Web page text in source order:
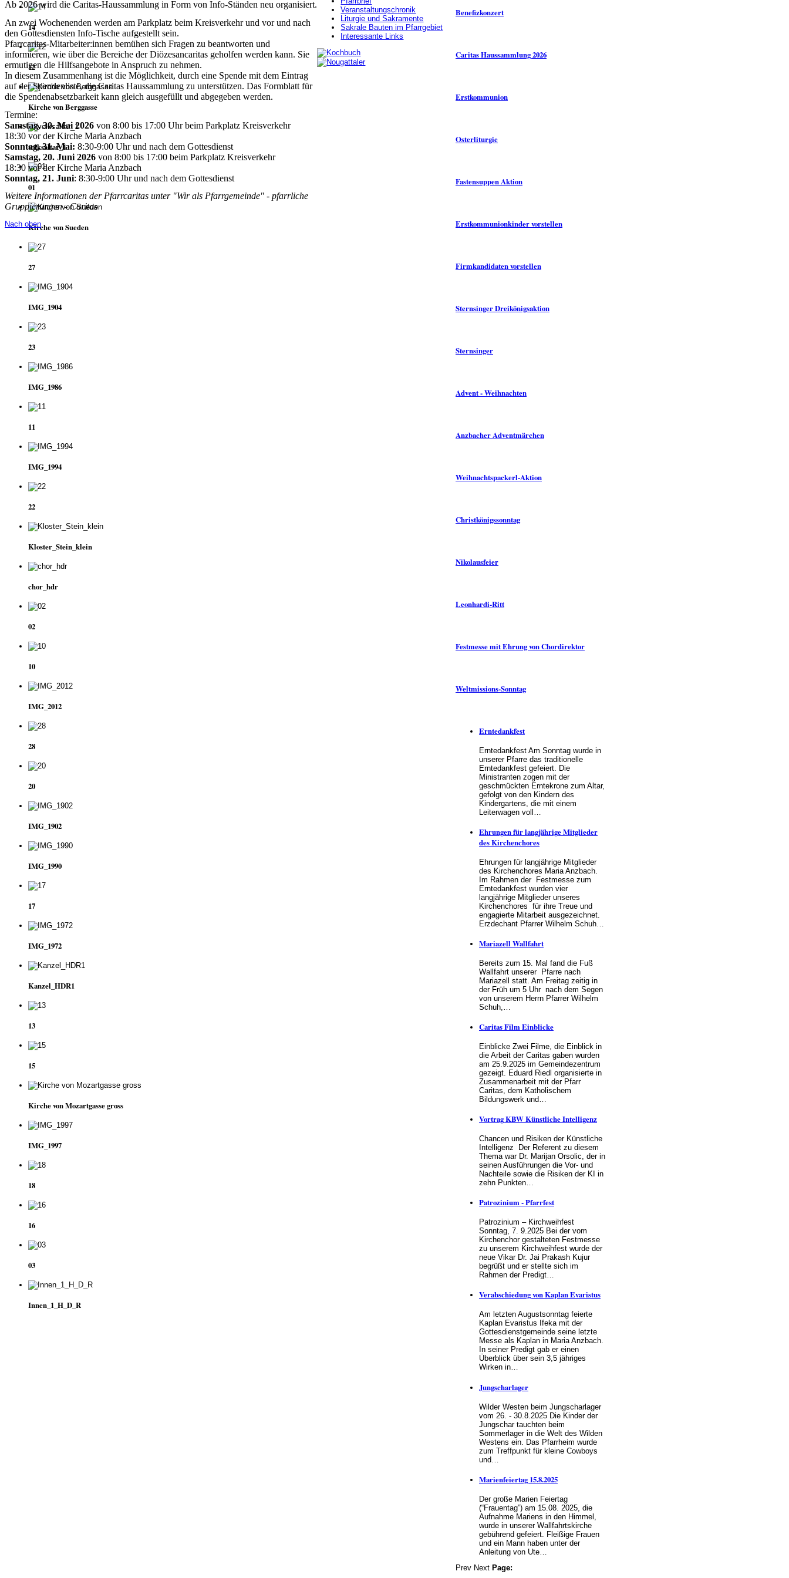
14
12
Kirche von Berggasse
volksaltar_1
01
Kirche von Sueden
27
IMG_1904
23
IMG_1986
11
IMG_1994
22
Kloster_Stein_klein
chor_hdr
02
10
IMG_2012
28
20
IMG_1902
IMG_1990
17
IMG_1972
Kanzel_HDR1
13
15
Kirche von Mozartgasse gross
IMG_1997
18
16
03
Innen_1_H_D_R
Ab 2026 wird die Caritas-Haussammlung in Form von Info-Ständen neu organisiert.
An zwei Wochenenden werden am Parkplatz beim Kreisverkehr und vor und nach
den Gottesdiensten Info-Tische aufgestellt sein.
Pfarrcaritas-Mitarbeiter:innen bemühen sich Fragen zu beantworten und
informieren, wie über die Bereiche der Diözesancaritas geholfen werden kann. Sie
ermutigen die Hilfsangebote in Anspruch zu nehmen.
In diesem Zusammenhang ist die Möglichkeit, durch eine Spende mit dem Eintrag
auf der Spendenliste, die Caritas Haussammlung zu unterstützen. Das Formblatt für
die Spendenabsetzbarkeit kann gleich ausgefüllt und abgegeben werden.
Termine:
Samstag, 30. Mai 2026 von 8:00 bis 17:00 Uhr beim Parkplatz Kreisverkehr
18:30 vor der Kirche Maria Anzbach
Sonntag, 31. Mai: 8:30-9:00 Uhr und nach dem Gottesdienst
Samstag, 20. Juni 2026 von 8:00 bis 17:00 beim Parkplatz Kreisverkehr
18:30 vor der Kirche Maria Anzbach
Sonntag, 21. Juni: 8:30-9:00 Uhr und nach dem Gottesdienst
Weitere Informationen der Pfarrcaritas unter "Wir als Pfarrgemeinde" - pfarrliche
Gruppierungen - Caritas
Nach oben
Veranstaltungschronik
Liturgie und Sakramente
Sakrale Bauten im Pfarrgebiet
Interessante Links
Benefizkonzert
Caritas Haussammlung 2026
Erstkommunion
Osterliturgie
Fastensuppen Aktion
Erstkommunionkinder vorstellen
Firmkandidaten vorstellen
Sternsinger Dreikönigsaktion
Sternsinger
Advent - Weihnachten
Anzbacher Adventmärchen
Weihnachtspackerl-Aktion
Christkönigssonntag
Nikolausfeier
Leonhardi-Ritt
Festmesse mit Ehrung von Chordirektor
Weltmissions-Sonntag
Erntedankfest
Erntedankfest Am Sonntag wurde in
unserer Pfarre das traditionelle
Erntedankfest gefeiert. Die
Ministranten zogen mit der
geschmückten Erntekrone zum Altar,
gefolgt von den Kindern des
Kindergartens, die mit einem
Leiterwagen voll…
Ehrungen für langjährige Mitglieder
des Kirchenchores
Ehrungen für langjährige Mitglieder
des Kirchenchores Maria Anzbach.
Im Rahmen der Festmesse zum
Erntedankfest wurden vier
langjährige Mitglieder unseres
Kirchenchores für ihre Treue und
engagierte Mitarbeit ausgezeichnet.
Erzdechant Pfarrer Wilhelm Schuh…
Mariazell Wallfahrt
Bereits zum 15. Mal fand die Fuß
Wallfahrt unserer Pfarre nach
Mariazell statt. Am Freitag zeitig in
der Früh um 5 Uhr nach dem Segen
von unserem Herrn Pfarrer Wilhelm
Schuh,…
Caritas Film Einblicke
Einblicke Zwei Filme, die Einblick in
die Arbeit der Caritas gaben wurden
am 25.9.2025 im Gemeindezentrum
gezeigt. Eduard Riedl organisierte in
Zusammenarbeit mit der Pfarr
Caritas, dem Katholischem
Bildungswerk und…
Vortrag KBW Künstliche Intelligenz
Chancen und Risiken der Künstliche
Intelligenz Der Referent zu diesem
Thema war Dr. Marijan Orsolic, der in
seinen Ausführungen die Vor- und
Nachteile sowie die Risiken der KI in
zehn Punkten…
Patrozinium - Pfarrfest
Patrozinium – Kirchweihfest
Sonntag, 7. 9.2025 Bei der vom
Kirchenchor gestalteten Festmesse
zu unserem Kirchweihfest wurde der
neue Vikar Dr. Jai Prakash Kujur
begrüßt und er stellte sich im
Rahmen der Predigt…
Verabschiedung von Kaplan Evaristus
Am letzten Augustsonntag feierte
Kaplan Evaristus Ifeka mit der
Gottesdienstgemeinde seine letzte
Messe als Kaplan in Maria Anzbach.
In seiner Predigt gab er einen
Überblick über sein 3,5 jähriges
Wirken in…
Jungscharlager
Wilder Westen beim Jungscharlager
vom 26. - 30.8.2025 Die Kinder der
Jungschar tauchten beim
Sommerlager in die Welt des Wilden
Westens ein. Das Pfarrheim wurde
zum Treffpunkt für kleine Cowboys
und…
Marienfeiertag 15.8.2025
Der große Marien Feiertag
(“Frauentag”) am 15.08. 2025, die
Aufnahme Mariens in den Himmel,
wurde in unserer Wallfahrtskirche
gebührend gefeiert. Fleißige Frauen
und ein Mann haben unter der
Anleitung von Ute…
Prev Next Page: